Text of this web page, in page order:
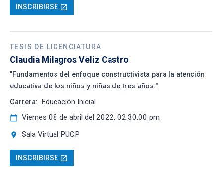
INSCRIBIRSE open_in_new
TESIS DE LICENCIATURA
Claudia Milagros Veliz Castro
"Fundamentos del enfoque constructivista para la atención
educativa de los niños y niñas de tres años."
Carrera:
Educación Inicial
calendar_today Viernes 08 de abril del 2022, 02:30:00 pm
location_on Sala Virtual PUCP
INSCRIBIRSE open_in_new